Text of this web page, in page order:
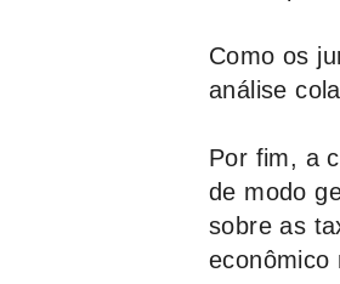
Como os
análise
Por fim, a
de modo
sobre as
econômico